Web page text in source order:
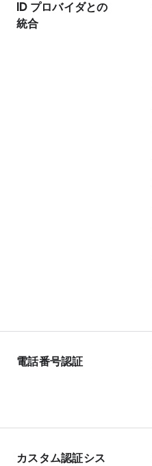
ID プロバイダとの
統合
電話番号認証
カスタム認証シス